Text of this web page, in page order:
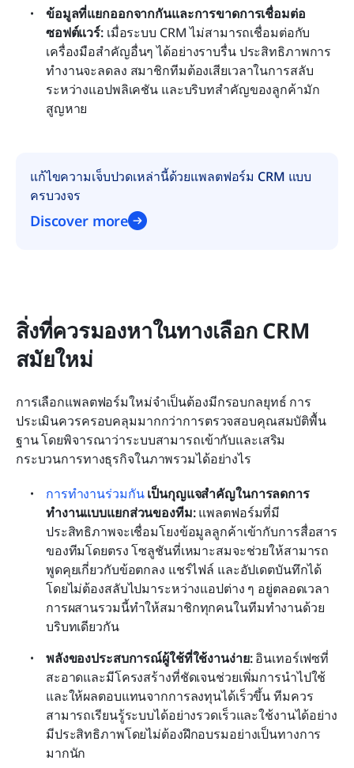
ข้อมูลที่แยกออกจากกันและการขาดการเชื่อมต่อ
ซอฟต์แวร์: เมื่อระบบ CRM ไม่สามารถเชื่อมต่อกับ
เครื่องมือสำคัญอื่นๆ ได้อย่างราบรื่น ประสิทธิภาพการ
ทำงานจะลดลง สมาชิกทีมต้องเสียเวลาในการสลับ
ระหว่างแอปพลิเคชัน และบริบทสำคัญของลูกค้ามัก
สูญหาย
แก้ไขความเจ็บปวดเหล่านี้ด้วยแพลตฟอร์ม CRM แบบ
ครบวงจร
Discover more
สิ่งที่ควรมองหาในทางเลือก CRM
สมัยใหม่
การเลือกแพลตฟอร์มใหม่จำเป็นต้องมีกรอบกลยุทธ์ การ
ประเมินควรครอบคลุมมากกว่าการตรวจสอบคุณสมบัติพื้น
ฐาน โดยพิจารณาว่าระบบสามารถเข้ากับและเสริม
กระบวนการทางธุรกิจในภาพรวมได้อย่างไร
การทำงานร่วมกัน เป็นกุญแจสำคัญในการลดการ
ทำงานแบบแยกส่วนของทีม: แพลตฟอร์มที่มี
ประสิทธิภาพจะเชื่อมโยงข้อมูลลูกค้าเข้ากับการสื่อสาร
ของทีมโดยตรง โซลูชันที่เหมาะสมจะช่วยให้สามารถ
พูดคุยเกี่ยวกับข้อตกลง แชร์ไฟล์ และอัปเดตบันทึกได้
โดยไม่ต้องสลับไปมาระหว่างแอปต่าง ๆ อยู่ตลอดเวลา
การผสานรวมนี้ทำให้สมาชิกทุกคนในทีมทำงานด้วย
บริบทเดียวกัน
พลังของประสบการณ์ผู้ใช้ที่ใช้งานง่าย: อินเทอร์เฟซที่
สะอาดและมีโครงสร้างที่ชัดเจนช่วยเพิ่มการนำไปใช้
และให้ผลตอบแทนจากการลงทุนได้เร็วขึ้น ทีมควร
สามารถเรียนรู้ระบบได้อย่างรวดเร็วและใช้งานได้อย่าง
มีประสิทธิภาพโดยไม่ต้องฝึกอบรมอย่างเป็นทางการ
มากนัก